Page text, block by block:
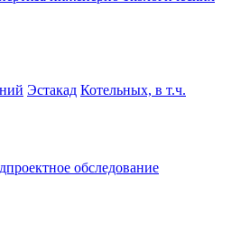
Эстакад Котельных, в т.ч.
обследование